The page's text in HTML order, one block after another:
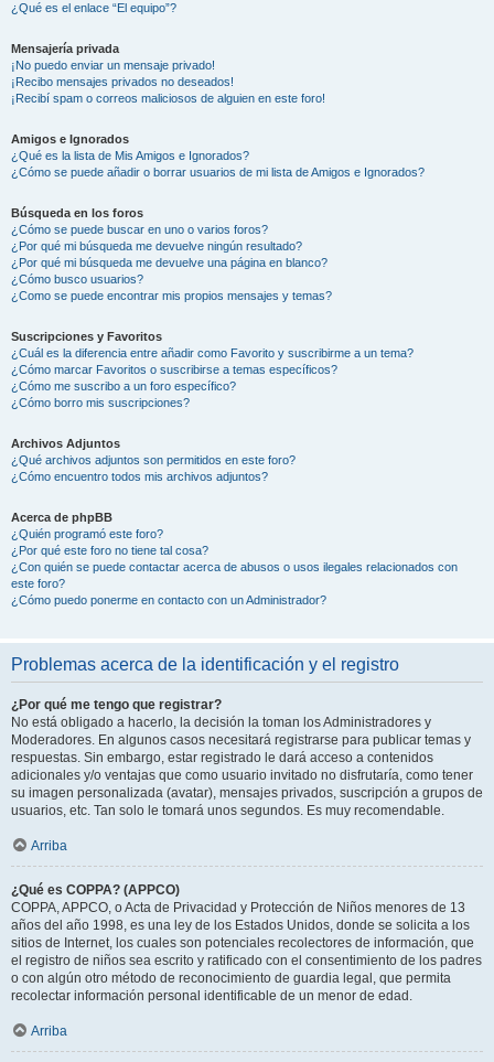
¿Qué es el enlace “El equipo”?
Mensajería privada
¡No puedo enviar un mensaje privado!
¡Recibo mensajes privados no deseados!
¡Recibí spam o correos maliciosos de alguien en este foro!
Amigos e Ignorados
¿Qué es la lista de Mis Amigos e Ignorados?
¿Cómo se puede añadir o borrar usuarios de mi lista de Amigos e Ignorados?
Búsqueda en los foros
¿Cómo se puede buscar en uno o varios foros?
¿Por qué mi búsqueda me devuelve ningún resultado?
¿Por qué mi búsqueda me devuelve una página en blanco?
¿Cómo busco usuarios?
¿Como se puede encontrar mis propios mensajes y temas?
Suscripciones y Favoritos
¿Cuál es la diferencia entre añadir como Favorito y suscribirme a un tema?
¿Cómo marcar Favoritos o suscribirse a temas específicos?
¿Cómo me suscribo a un foro específico?
¿Cómo borro mis suscripciones?
Archivos Adjuntos
¿Qué archivos adjuntos son permitidos en este foro?
¿Cómo encuentro todos mis archivos adjuntos?
Acerca de phpBB
¿Quién programó este foro?
¿Por qué este foro no tiene tal cosa?
¿Con quién se puede contactar acerca de abusos o usos ilegales relacionados con
este foro?
¿Cómo puedo ponerme en contacto con un Administrador?
Problemas acerca de la identificación y el registro
¿Por qué me tengo que registrar?
No está obligado a hacerlo, la decisión la toman los Administradores y
Moderadores. En algunos casos necesitará registrarse para publicar temas y
respuestas. Sin embargo, estar registrado le dará acceso a contenidos
adicionales y/o ventajas que como usuario invitado no disfrutaría, como tener
su imagen personalizada (avatar), mensajes privados, suscripción a grupos de
usuarios, etc. Tan solo le tomará unos segundos. Es muy recomendable.
Arriba
¿Qué es COPPA? (APPCO)
COPPA, APPCO, o Acta de Privacidad y Protección de Niños menores de 13
años del año 1998, es una ley de los Estados Unidos, donde se solicita a los
sitios de Internet, los cuales son potenciales recolectores de información, que
el registro de niños sea escrito y ratificado con el consentimiento de los padres
o con algún otro método de reconocimiento de guardia legal, que permita
recolectar información personal identificable de un menor de edad.
Arriba